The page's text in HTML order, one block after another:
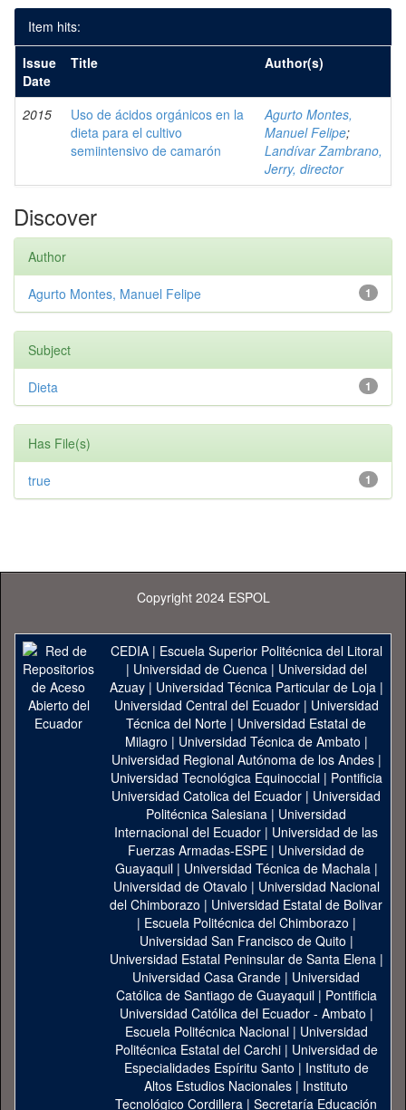
Item hits:
Issue
Date
Title Author(s)
2015
Uso de ácidos orgánicos en la
dieta para el cultivo
semiintensivo de camarón
Agurto Montes,
Manuel Felipe;
Landívar Zambrano,
Jerry, director
Discover
Author
1
Agurto Montes, Manuel Felipe
Subject
1
Dieta
Has File(s)
1
true
Copyright 2024 ESPOL
CEDIA| Escuela Superior Politécnica del Litoral
| Universidad de Cuenca| Universidad del
Azuay| Universidad Técnica Particular de Loja|
Universidad Central del Ecuador| Universidad
Técnica del Norte | Universidad Estatal de
Milagro | Universidad Técnica de Ambato |
Universidad Regional Autónoma de los Andes|
Universidad Tecnológica Equinoccial| Pontificia
Universidad Catolica del Ecuador | Universidad
Politécnica Salesiana | Universidad
Internacional del Ecuador | Universidad de las
Fuerzas Armadas-ESPE | Universidad de
Guayaquil| Universidad Técnica de Machala|
Universidad de Otavalo | Universidad Nacional
del Chimborazo | Universidad Estatal de Bolivar
| Escuela Politécnica del Chimborazo |
Universidad San Francisco de Quito |
Universidad Estatal Peninsular de Santa Elena|
Universidad Casa Grande | Universidad
Católica de Santiago de Guayaquil| Pontificia
Universidad Católica del Ecuador - Ambato |
Escuela Politécnica Nacional| Universidad
Politécnica Estatal del Carchi| Universidad de
Especialidades Espíritu Santo | Instituto de
Altos Estudios Nacionales | Instituto
Tecnológico Cordillera | Secretaría Educación